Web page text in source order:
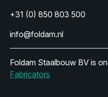
+31 (0) 850 803 500
info@foldam.nl
Foldam Staalbouw BV is
Fabricators